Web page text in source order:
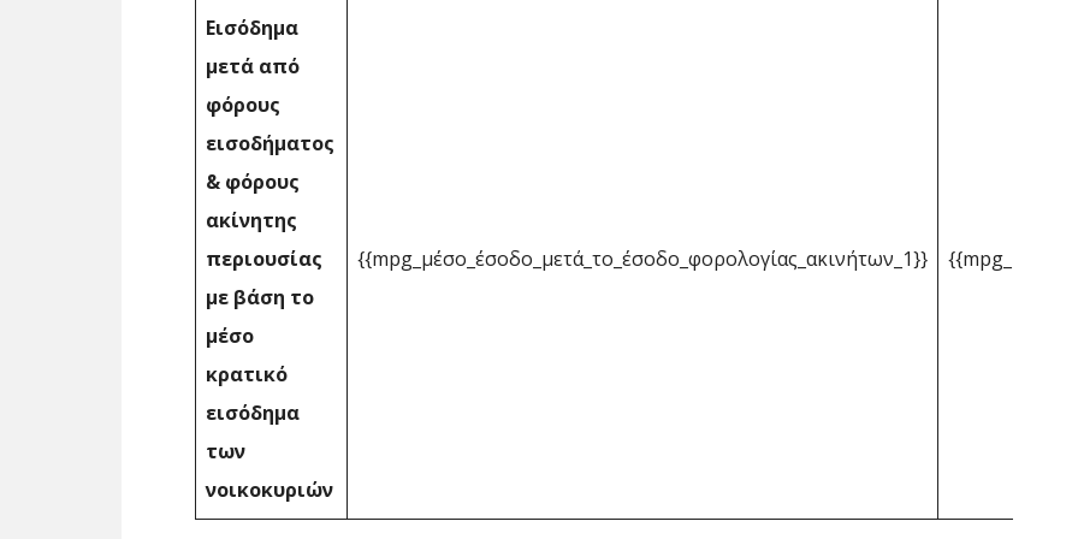
Εισόδημα
μετά από
φόρους
εισοδήματος
& φόρους
ακίνητης
περιουσίας
με βάση το
μέσο
κρατικό
εισόδημα
των
νοικοκυριών
{{mpg_μέσο_έσοδο_μετά_το_έσοδο_φορολογίας_ακινήτων_1}}